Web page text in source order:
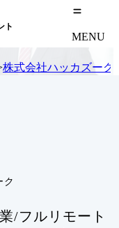
ト
MENU
株式会社ハッカズーク
ク
/フルリモート